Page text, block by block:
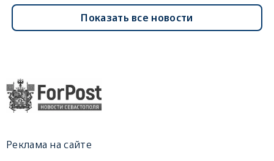
Показать все новости
Реклама на сайте